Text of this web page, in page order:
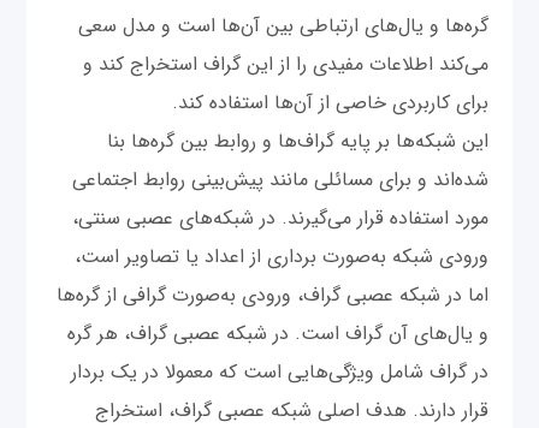
گره‌ها و یال‌های ارتباطی بین آن‌ها است و مدل سعی
می‌کند اطلاعات مفیدی را از این گراف استخراج کند و
برای کاربردی خاصی از آن‌ها استفاده کند.
این شبکه‌ها بر پایه گراف‌ها و روابط بین گره‌ها بنا
شده‌اند و برای مسائلی مانند پیش‌بینی روابط اجتماعی
مورد استفاده قرار می‌گیرند. در شبکه‌های عصبی سنتی،
ورودی شبکه به‌صورت برداری از اعداد یا تصاویر است،
اما در شبکه عصبی گراف، ورودی به‌صورت گرافی از گره‌ها
و یال‌های آن گراف است. در شبکه عصبی گراف، هر گره
در گراف شامل ویژگی‌هایی است که معمولا در یک بردار
قرار دارند. هدف اصلی شبکه عصبی گراف، استخراج